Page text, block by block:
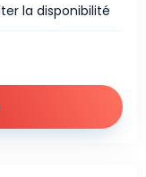
la disponibilité